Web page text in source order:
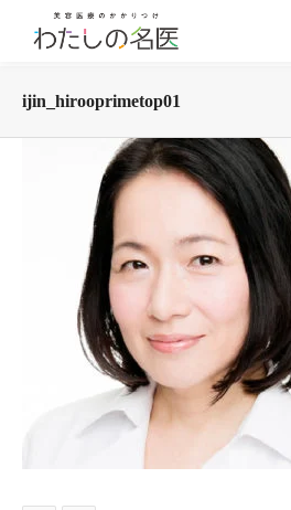
ijin_hirooprimetop01